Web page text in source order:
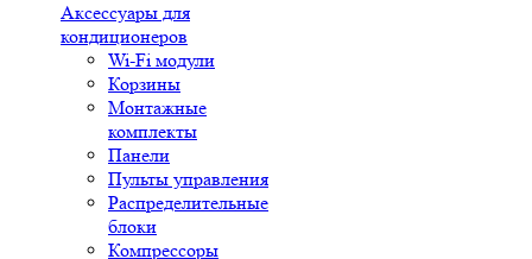
Аксессуары для
кондиционеров
Wi-Fi модули
Корзины
Монтажные
комплекты
Панели
Пульты управления
Распределительные
блоки
Компрессоры